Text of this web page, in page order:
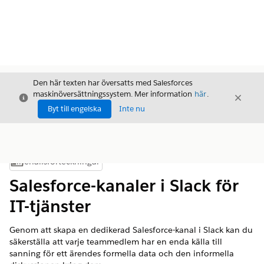
Stäng
Den här texten har översatts med Salesforces
maskinöversättningssystem. Mer information här.
Byt till engelska
Inte nu
Stäng
Visa innehållsförteckning
Innehållsförteckningar
Salesforce-kanaler i Slack för
IT-tjänster
Genom att skapa en dedikerad Salesforce-kanal i Slack kan du
säkerställa att varje teammedlem har en enda källa till
sanning för ett ärendes formella data och den informella